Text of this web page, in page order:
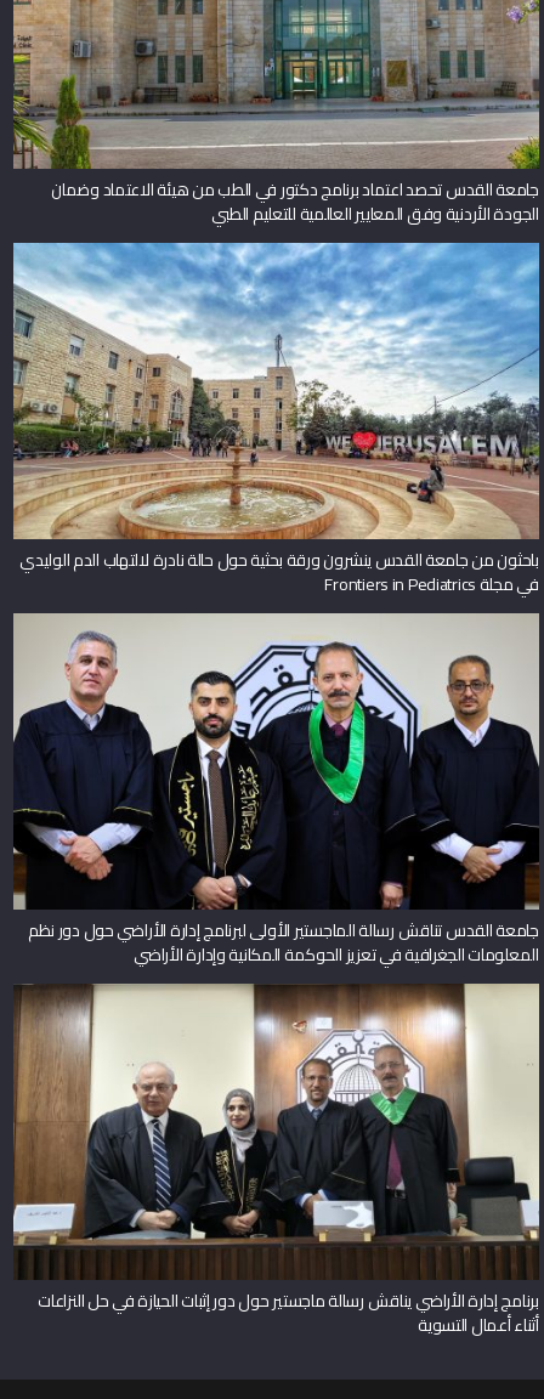
جامعة القدس تحصد اعتماد برنامج دكتور في الطب من هيئة الاعتماد وضمان
الجودة الأردنية وفق المعايير العالمية للتعليم الطبي
باحثون من جامعة القدس ينشرون ورقة بحثية حول حالة نادرة لالتهاب الدم الوليدي
في مجلة Frontiers in Pediatrics
جامعة القدس تناقش رسالة الماجستير الأولى لبرنامج إدارة الأراضي حول دور نظم
المعلومات الجغرافية في تعزيز الحوكمة المكانية وإدارة الأراضي
برنامج إدارة الأراضي يناقش رسالة ماجستير حول دور إثبات الحيازة في حل النزاعات
أثناء أعمال التسوية